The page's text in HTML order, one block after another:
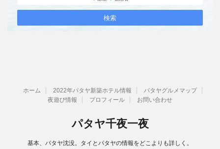
ホーム 2022年パタヤ新築ホテル情報
パタヤグルメマップ
夜遊び情報
プロフィール お問い合わせ
パタヤ千夜一夜
基本、パタヤ沈没。タイとパタヤの情報をどこよりも詳しく。